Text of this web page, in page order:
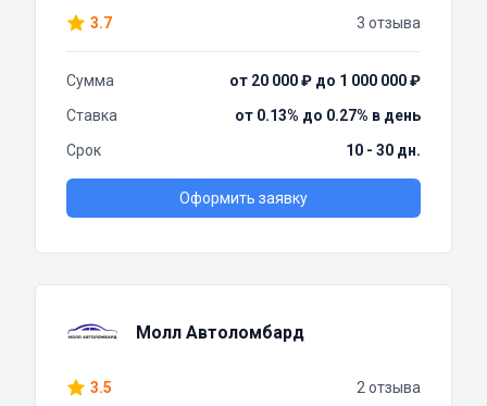
3.7 3 отзыва
Сумма
от 20 000 ₽ до 1 000 000 ₽
Ставка
от 0.13% до 0.27% в день
Срок
10 - 30 дн.
Оформить заявку
Молл Автоломбард
3.5 2 отзыва